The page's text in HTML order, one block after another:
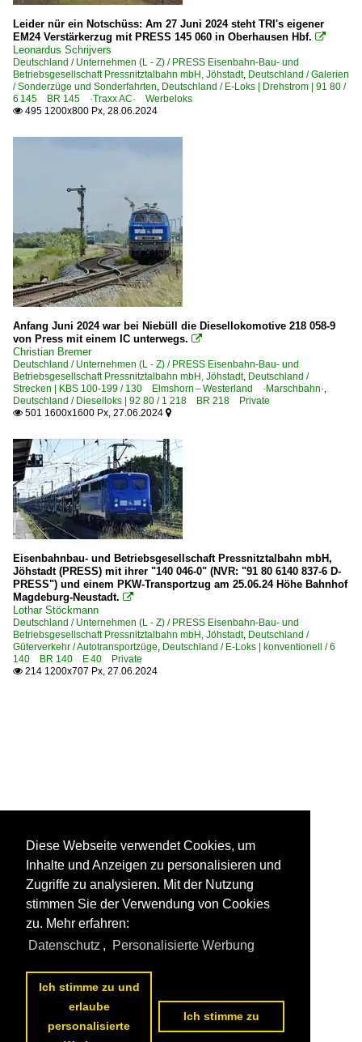
Leider nür ein Notschüss: Am 27 Juni 2024 steht TRI's eigener
EM24 Verstärkerzug mit PRESS 145 060 in Oberhausen Hbf. 
Leonardus Schrijvers
Deutschland / Unternehmen (L - Z) / PRESS Eisenbahn-Bau- und
Betriebsgesellschaft Pressnitztalbahn mbH, Jöhstadt, Deutschland / Galerien
/ Sonderzüge und Sonderfahrten, Deutschland / E-Loks | Drehstrom | 91 80 /
6 145 BR 145 ·Traxx AC· Werbeloks
 495 1200x800 Px, 28.06.2024
Anfang Juni 2024 war bei Niebüll die Diesellokomotive 218 058-9
von Press mit einem IC unterwegs. 
Christian Bremer
Deutschland / Unternehmen (L - Z) / PRESS Eisenbahn-Bau- und
Betriebsgesellschaft Pressnitztalbahn mbH, Jöhstadt, Deutschland /
Strecken | KBS 100-199 / 130 Elmshorn – Westerland ·Marschbahn·,
Deutschland / Dieselloks | 92 80 / 1 218 BR 218 Private
 501 1600x1600 Px, 27.06.2024 
Eisenbahnbau- und Betriebsgesellschaft Pressnitztalbahn mbH,
Jöhstadt (PRESS) mit ihrer "140 046-0" (NVR: "91 80 6140 837-6 D-
PRESS") und einem PKW-Transportzug am 25.06.24 Höhe Bahnhof
Magdeburg-Neustadt. 
Lothar Stöckmann
Deutschland / Unternehmen (L - Z) / PRESS Eisenbahn-Bau- und
Betriebsgesellschaft Pressnitztalbahn mbH, Jöhstadt, Deutschland /
Güterverkehr / Autotransportzüge, Deutschland / E-Loks | konventionell / 6
140 BR 140 E 40 Private
 214 1200x707 Px, 27.06.2024
Diese Webseite verwendet Cookies, um
Inhalte und Anzeigen zu personalisieren und
Zugriffe zu analysieren. Mit der Nutzung
stimmen Sie der Verwendung von Cookies
zu. Mehr erfahren:
Datenschutz , Personalisierte Werbung
Ich stimme zu und
erlaube
personalisierte
Ich stimme zu